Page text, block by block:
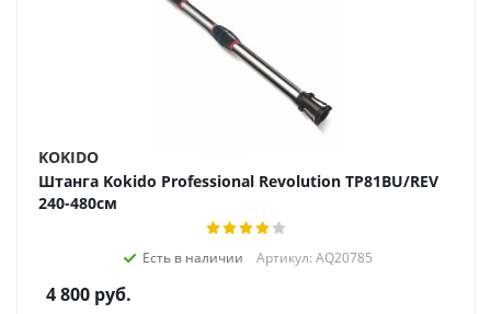
KOKIDO
Штанга Kokido Professional Revolution TP81BU/REV
240-480см
Есть в наличии Артикул: AQ20785
4 800 руб.